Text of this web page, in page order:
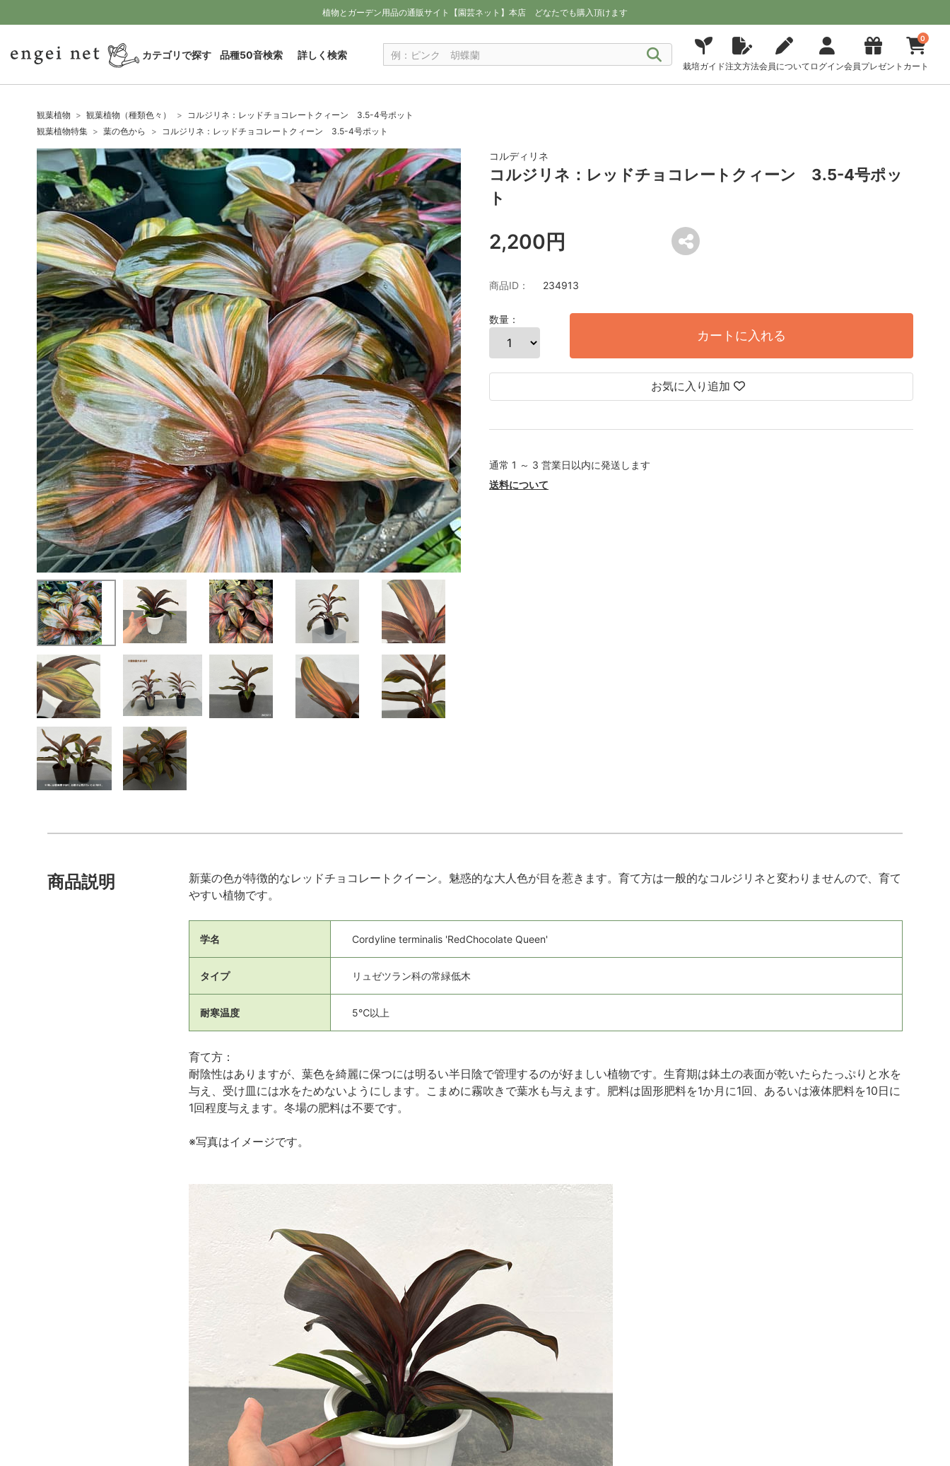
植物とガーデン用品の通販サイト【園芸ネット】本店 どなたでも購入頂けます
カテゴリで探す 品種50音検索 詳しく検索
栽培ガイド注文方法会員について ログイン会員プレゼント
0
カート
観葉植物 観葉植物（種類色々）
コルジリネ：レッドチョコレートクィーン 3.5-4号ポット
観葉植物特集
葉の色から コルジリネ：レッドチョコレートクィーン 3.5-4号ポット
コルディリネ
コルジリネ：レッドチョコレートクィーン 3.5-4号ポッ
ト
2,200円
商品ID： 234913
数量：
カートに入れる
お気に入り追加
通常 1 ～ 3 営業日以内に発送します
送料について
商品説明
新葉の色が特徴的なレッドチョコレートクイーン。魅惑的な大人色が目を惹きます。育て方は一般的なコルジリネと変わりませんので、育て
やすい植物です。
学名 Cordyline terminalis 'RedChocolate Queen'
タイプ リュゼツラン科の常緑低木
耐寒温度 5℃以上
育て方：
耐陰性はありますが、葉色を綺麗に保つには明るい半日陰で管理するのが好ましい植物です。生育期は鉢土の表面が乾いたらたっぷりと水を
与え、受け皿には水をためないようにします。こまめに霧吹きで葉水も与えます。肥料は固形肥料を1か月に1回、あるいは液体肥料を10日に
1回程度与えます。冬場の肥料は不要です。
※写真はイメージです。